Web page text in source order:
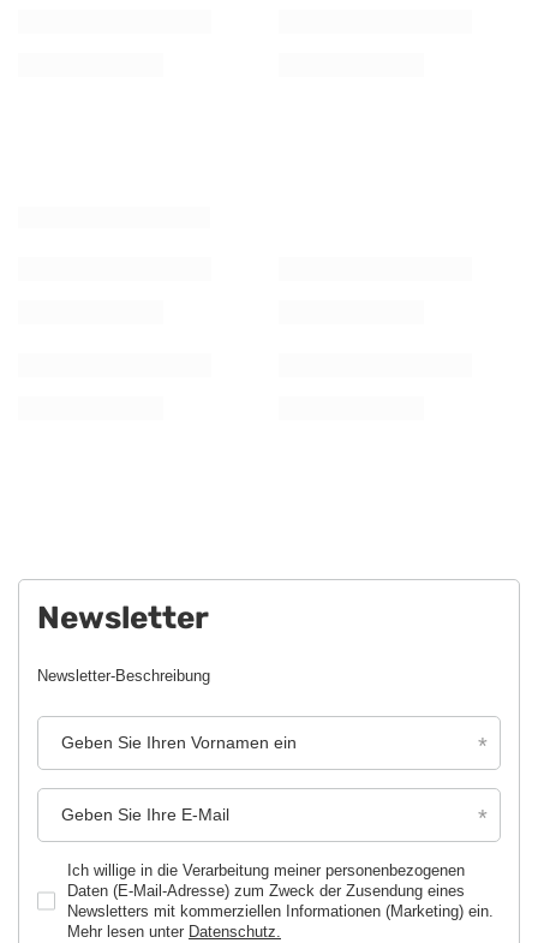
Newsletter
Newsletter-Beschreibung
Geben Sie Ihren Vornamen ein
Geben Sie Ihre E-Mail
Ich willige in die Verarbeitung meiner personenbezogenen
Daten (E-Mail-Adresse) zum Zweck der Zusendung eines
Newsletters mit kommerziellen Informationen (Marketing) ein.
Mehr lesen unter Datenschutz.